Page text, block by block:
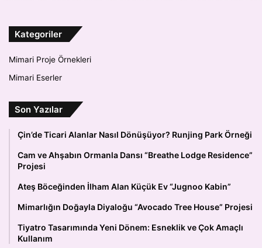
Kategoriler
Mimari Proje Örnekleri
Mimari Eserler
Son Yazılar
Çin’de Ticari Alanlar Nasıl Dönüşüyor? Runjing Park Örneği
Cam ve Ahşabın Ormanla Dansı “Breathe Lodge Residence”
Projesi
Ateş Böceğinden İlham Alan Küçük Ev “Jugnoo Kabin”
Mimarlığın Doğayla Diyaloğu “Avocado Tree House” Projesi
Tiyatro Tasarımında Yeni Dönem: Esneklik ve Çok Amaçlı
Kullanım